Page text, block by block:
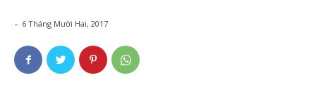
- 6 Tháng Mười Hai, 2017